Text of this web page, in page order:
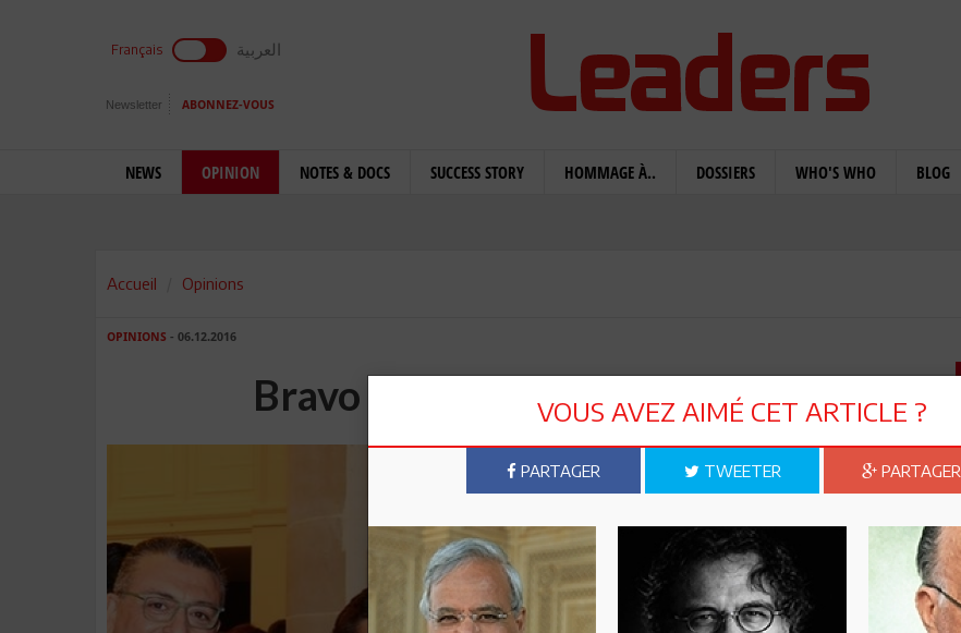
Français العربية
Newsletter ABONNEZ-VOUS
NEWS OPINION NOTES & DOCS SUCCESS STORY HOMMAGE À.. DOSSIERS WHO'S WHO BLOG
Accueil Opinions
OPINIONS - 06.12.2016
Bravo Tunisia 2020: et après?
VOUS AVEZ AIMÉ CET ARTICLE ?
PARTAGER TWEETER PARTAGER